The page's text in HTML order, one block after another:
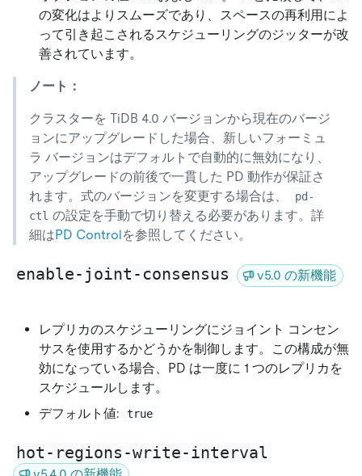
の変化はよりスムーズであり、スペースの再利用によ
って引き起こされるスケジューリングのジッターが改
善されています。
ノート：
クラスターを TiDB 4.0 バージョンから現在のバージ
ョンにアップグレードした場合、新しいフォーミュ
ラ バージョンはデフォルトで自動的に無効になり、
アップグレードの前後で一貫した PD 動作が保証さ
れます。式のバージョンを変更する場合は、
pd-
ctl の設定を手動で切り替える必要があります。詳
細はPD Controlを参照してください。
enable-joint-consensus v5.0 の新機能
レプリカのスケジューリングにジョイント コンセン
サスを使用するかどうかを制御します。この構成が無
効になっている場合、PD は一度に 1 つのレプリカを
スケジュールします。
デフォルト値:
true
hot-regions-write-interval